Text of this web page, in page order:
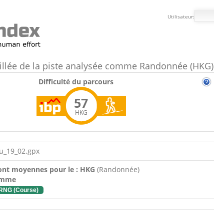
Utilisateur:
de la piste analysée comme Randonnée (HKG)
Difficulté du parcours
57
HKG
moyennes pour le : HKG (Randonnée)
RNG (Course)